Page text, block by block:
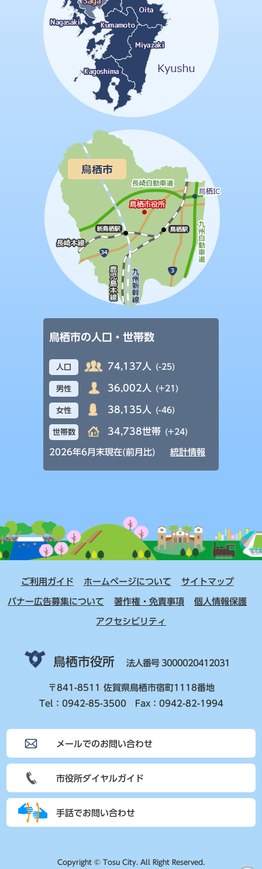
鳥栖市の人口・世帯数
人口 74,137人 (-25)
男性 36,002人 (+21)
女性 38,135人 (-46)
世帯数 34,738世帯 (+24)
2026年6月末現在(前月比) 統計情報
ご利用ガイド ホームページについて サイトマップ
バナー広告募集について 著作権・免責事項 個人情報保護
アクセシビリティ
鳥栖市役所 法人番号 3000020412031
〒841-8511 佐賀県鳥栖市宿町1118番地
Tel：0942-85-3500 Fax：0942-82-1994
メールでのお問い合わせ
市役所ダイヤルガイド
手話でお問い合わせ
Copyright © Tosu City. All Right Reserved.